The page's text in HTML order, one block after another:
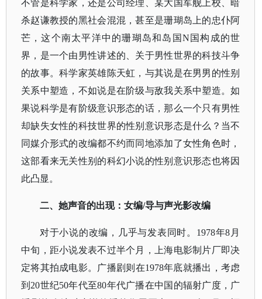
不管是科学家，还是公司经理、某大国军舰上校、暗
杀赵谦教授的黑社会混混，甚至是珊瑚岛上的忠仆阿
芒，这个南太平洋中的珊瑚岛和岛国 N国构成的世
界，是一个由男性讲述的、关于男性世界的科技斗争
的故事。科学家英雄陈天虹，与其说是在男男的性别
关系中塑造，不如说是在阶级与敌我关系中塑造。如
果说科学是有阶级意识形态的话，那么一个只有男性
却缺失女性的科技世界的性别意识形态是什么？当不
同媒介形式的改编都不约而同地添加了女性角色时，
这部看来无关性别的科幻小说的性别意识形态也将因
此凸显。
二、她声音的出现：女编/导与声光影改编
对于小说的改编，几乎与发表同时。 1978年8月
中旬，距小说发表不过半个月，上海电影制片厂即决
定将其拍成电影。广播剧则在1978年底就播出，考虑
到20世纪50年代至80年代广播在中国的辐射广度，广